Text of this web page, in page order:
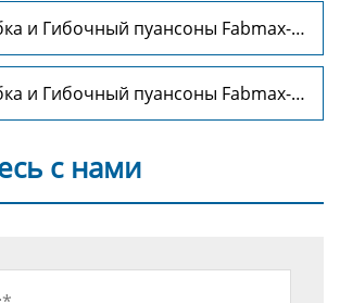
и Гибочный пуансоны Fabmax-
и Гибочный пуансоны Fabmax-
с нами